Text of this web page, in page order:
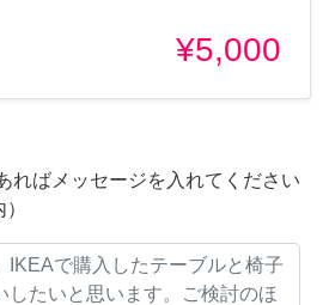
¥5,000
ればメッセージを入れてください